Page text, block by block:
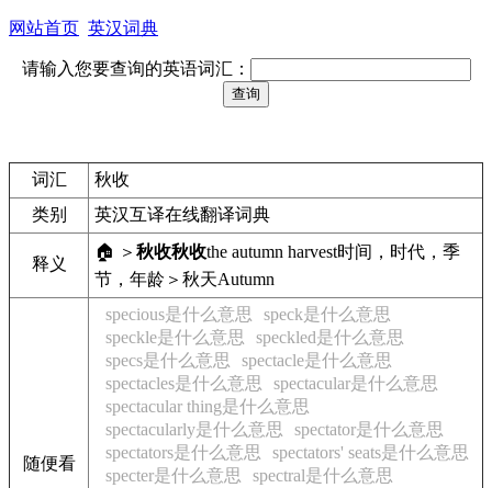
网站首页 英汉词典
请输入您要查询的英语词汇：
词汇
秋收
类别
英汉互译在线翻译词典
释义
🏠 ＞ 秋收秋收the autumn harvest时间，时代，季
节，年龄＞秋天Autumn
随便看
specious是什么意思
speck是什么意思
speckle是什么意思
speckled是什么意思
specs是什么意思
spectacle是什么意思
spectacles是什么意思
spectacular是什么意思
spectacular thing是什么意思
spectacularly是什么意思
spectator是什么意思
spectators是什么意思
spectators' seats是什么意思
specter是什么意思
spectral是什么意思